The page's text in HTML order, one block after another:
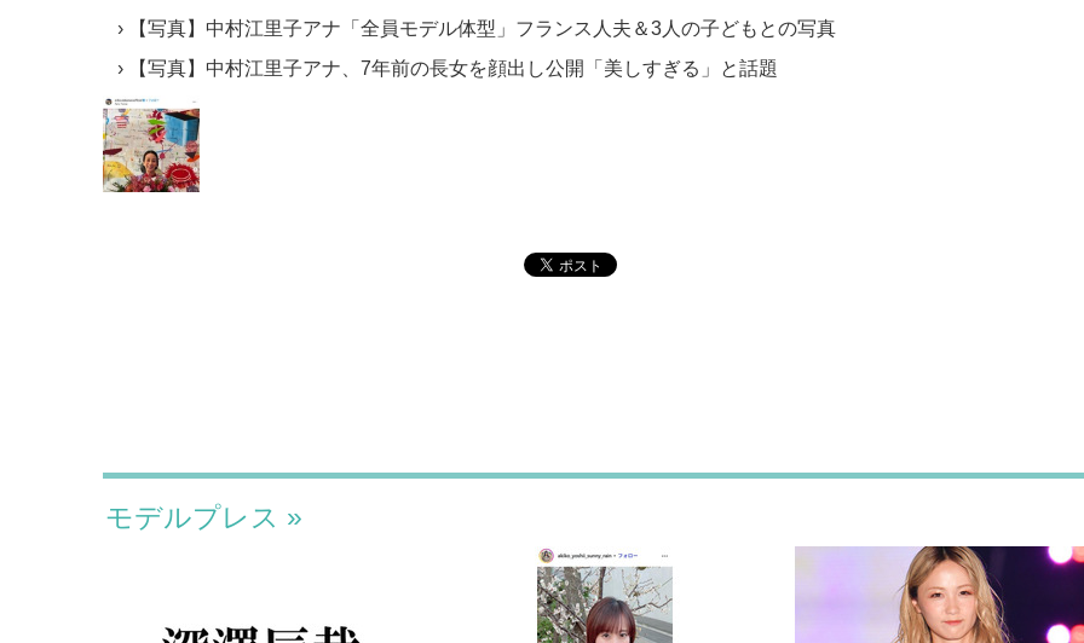
【写真】中村江里子アナ「全員モデル体型」フランス人夫＆3人の子どもとの写真
【写真】中村江里子アナ、7年前の長女を顔出し公開「美しすぎる」と話題
モデルプレス